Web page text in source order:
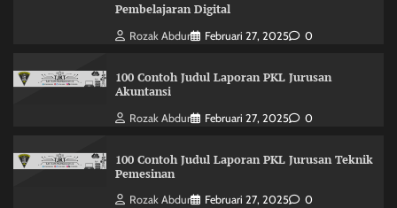
Pembelajaran Digital
Rozak Abdur Februari 27, 2025 0
100 Contoh Judul Laporan PKL Jurusan
Akuntansi
Rozak Abdur Februari 27, 2025 0
100 Contoh Judul Laporan PKL Jurusan Teknik
Pemesinan
Rozak Abdur Februari 27, 2025 0